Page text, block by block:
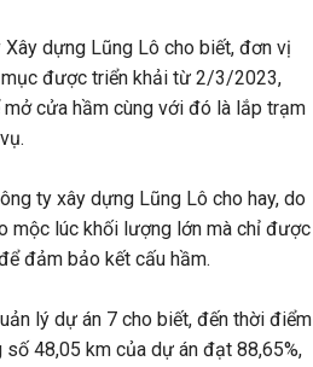
dựng Lũng Lô cho biết, đơn vị
được triển khải từ 2/3/2023,
cửa hầm cùng với đó là lắp trạm
ty xây dựng Lũng Lô cho hay, do
mộc lúc khối lượng lớn mà chỉ được
đảm bảo kết cấu hầm.
lý dự án 7 cho biết, đến thời điểm
48,05 km của dự án đạt 88,65%,